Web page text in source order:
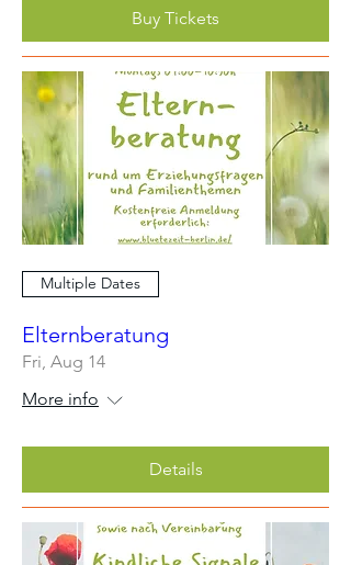
Buy Tickets
Multiple Dates
Elternberatung
Fri, Aug 14
More info
Details